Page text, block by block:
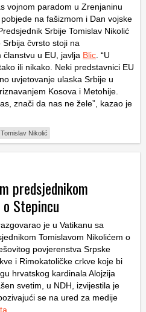
vojnom paradom u Zrenjaninu
na fašizmom i Dan vojske
Srbije Tomislav Nikolić
Srbija čvrsto stoji na
članstvu u EU, javlja Blic . “U
ili nikako. Neki predstavnici EU
uvjetovanje ulaska Srbije u
Kosova i Metohije.
znači da nas ne žele”, kazao je
Tomislav Nikolić
predsjednikom
Stepincu
je u Vatikanu sa
Tomislavom Nikolićem o
povjerenstva Srpske
i Rimokatoličke crkve koje bi
hrvatskog kardinala Alojzija
svetim, u NDH, izvijestila je
se na ured za medije